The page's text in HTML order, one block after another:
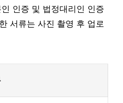
인증 및 법정대리인 인증
서류는 사진 촬영 후 업로